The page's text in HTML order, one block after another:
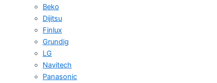
Beko
Dijitsu
Finlux
Grundig
LG
Navitech
Panasonic